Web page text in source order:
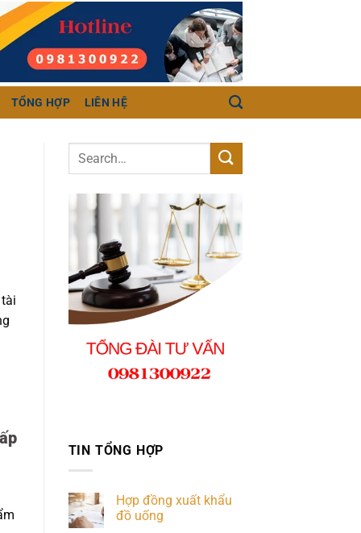
TỔNG HỢP LIÊN HỆ
TIN TỔNG HỢP
Hợp đồng xuất khẩu
đồ uống